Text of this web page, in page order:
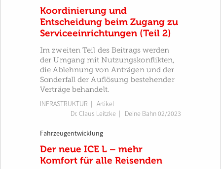
Koordinierung und
Entscheidung beim Zugang zu
Serviceeinrichtungen (Teil 2)
Im zweiten Teil des Beitrags werden
der Umgang mit Nutzungskonflikten,
die Ablehnung von Anträgen und der
Sonderfall der Auflösung bestehender
Verträge behandelt.
INFRASTRUKTUR | Artikel
Dr. Claus Leitzke
Deine Bahn 02/2023
Fahrzeugentwicklung
Der neue ICE L – mehr
Komfort für alle Reisenden